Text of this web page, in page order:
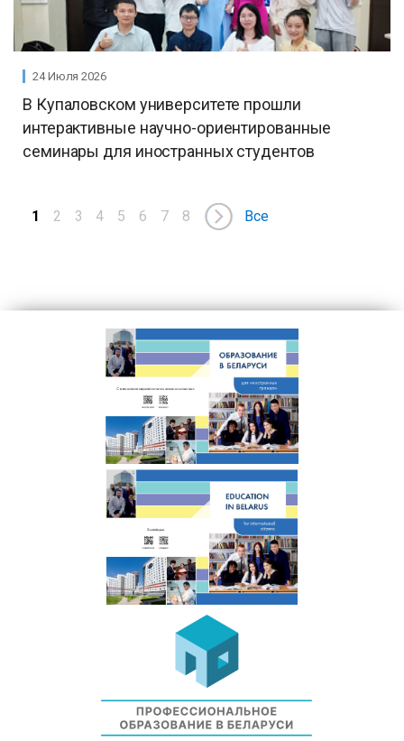
24 Июля 2026
В Купаловском университете прошли
интерактивные научно-ориентированные
семинары для иностранных студентов
1 2 3 4 5 6 7 8 Все